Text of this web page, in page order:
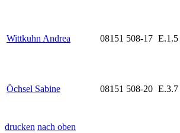
Wittkuhn Andrea 08151 508-17 E.1.5
Öchsel Sabine 08151 508-20 E.3.7
drucken nach oben